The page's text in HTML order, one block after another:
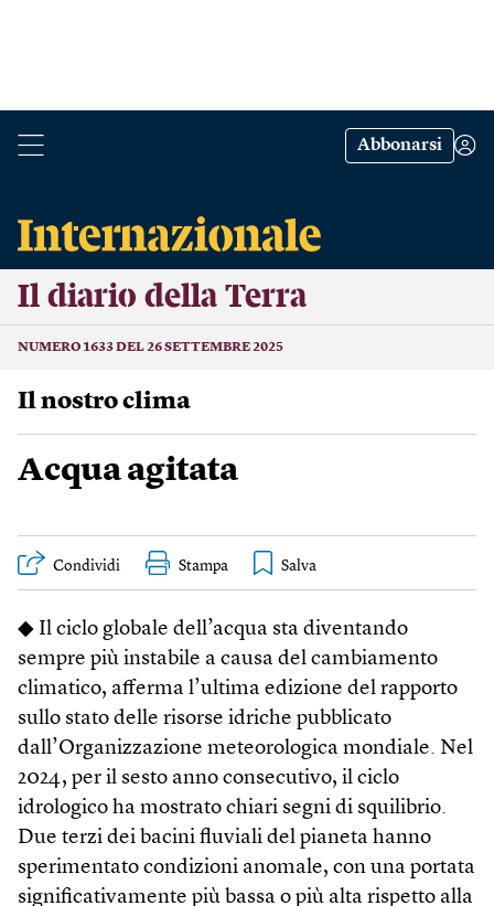
Abbonarsi
Il diario della Terra
NUMERO 1633 DEL 26 SETTEMBRE 2025
Il nostro clima
Acqua agitata
Condividi Stampa
◆ Il ciclo globale dell’acqua sta diventando
sempre più instabile a causa del cambiamento
climatico, afferma l’ultima edizione del rapporto
sullo stato delle risorse idriche pubblicato
dall’Organizzazione meteorologica mondiale. Nel
2024, per il sesto anno consecutivo, il ciclo
idrologico ha mostrato chiari segni di squilibrio.
Due terzi dei bacini fluviali del pianeta hanno
sperimentato condizioni anomale, con una portata
significativamente più bassa o più alta rispetto alla